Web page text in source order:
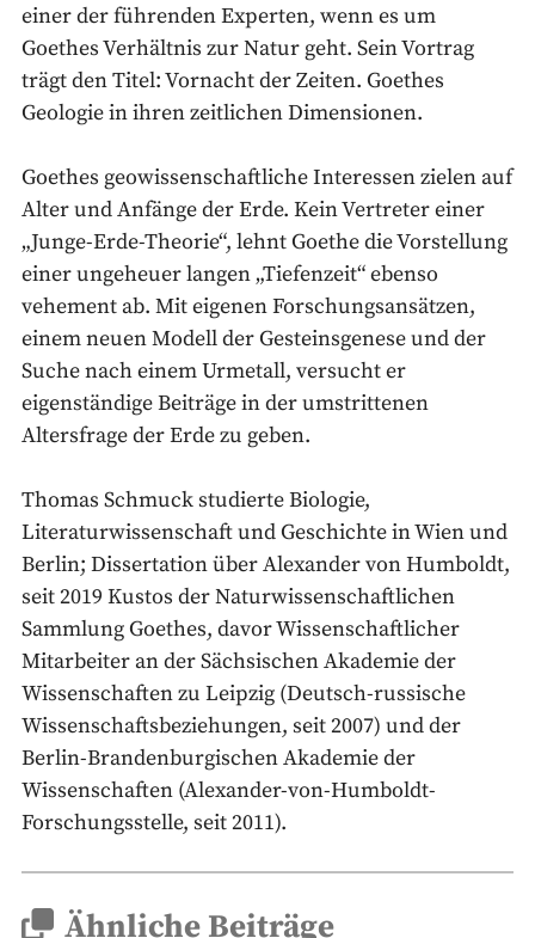
einer der führenden Experten, wenn es um
Goethes Verhältnis zur Natur geht. Sein Vortrag
trägt den Titel: Vornacht der Zeiten. Goethes
Geologie in ihren zeitlichen Dimensionen.
Goethes geowissenschaftliche Interessen zielen auf
Alter und Anfänge der Erde. Kein Vertreter einer
„Junge-Erde-Theorie“, lehnt Goethe die Vorstellung
einer ungeheuer langen „Tiefenzeit“ ebenso
vehement ab. Mit eigenen Forschungsansätzen,
einem neuen Modell der Gesteinsgenese und der
Suche nach einem Urmetall, versucht er
eigenständige Beiträge in der umstrittenen
Altersfrage der Erde zu geben.
Thomas Schmuck studierte Biologie,
Literaturwissenschaft und Geschichte in Wien und
Berlin; Dissertation über Alexander von Humboldt,
seit 2019 Kustos der Naturwissenschaftlichen
Sammlung Goethes, davor Wissenschaftlicher
Mitarbeiter an der Sächsischen Akademie der
Wissenschaften zu Leipzig (Deutsch-russische
Wissenschaftsbeziehungen, seit 2007) und der
Berlin-Brandenburgischen Akademie der
Wissenschaften (Alexander-von-Humboldt-
Forschungsstelle, seit 2011).
Ähnliche Beiträge